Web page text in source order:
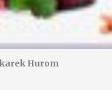
Hurom